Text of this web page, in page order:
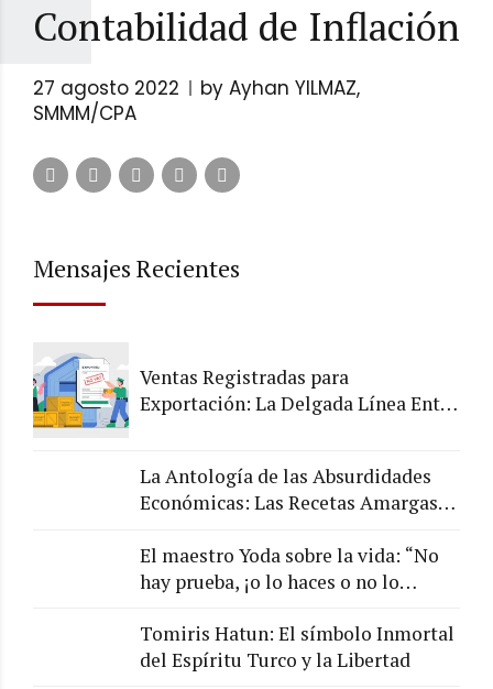
Contabilidad de Inflación
27 agosto 2022
by Ayhan YILMAZ,
SMMM/CPA
Mensajes Recientes
Ventas Registradas para
Exportación: La Delgada Línea Entre
La Antología de las Absurdidades
Económicas: Las Recetas Amargas
El maestro Yoda sobre la vida: “No
hay prueba, ¡o lo haces o no lo
Tomiris Hatun: El símbolo Inmortal
del Espíritu Turco y la Libertad